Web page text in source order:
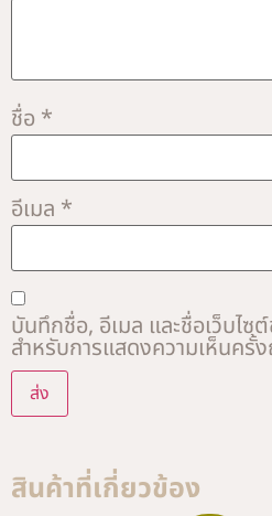
ชื่อ *
อีเมล *
บันทึกชื่อ, อีเมล และชื่อเว็บไซ
สำหรับการแสดงความเห็นครั้
สินค้าที่เกี่ยวข้อง